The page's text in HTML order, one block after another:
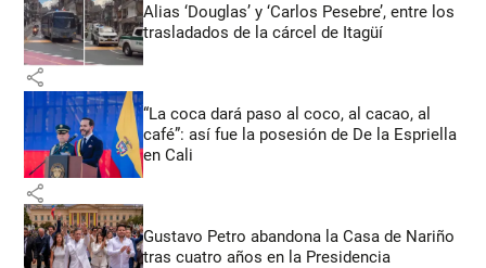
Alias ‘Douglas’ y ‘Carlos Pesebre’, entre los
trasladados de la cárcel de Itagüí
share
“La coca dará paso al coco, al cacao, al
café”: así fue la posesión de De la Espriella
en Cali
share
Gustavo Petro abandona la Casa de Nariño
tras cuatro años en la Presidencia